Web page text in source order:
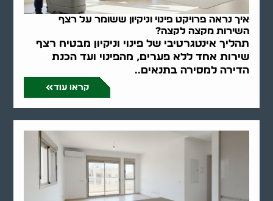
איך נראה פרויקט פינוי וניקיון ששומר על רצף
השירות מקצה לקצה?
תהליך אינטגרטיבי של פינוי וניקיון מבטיח רצף
שירות אחד ללא פערים, מהפינוי ועד הכנת
הדירה למסירה בתנאים..
קראו עוד